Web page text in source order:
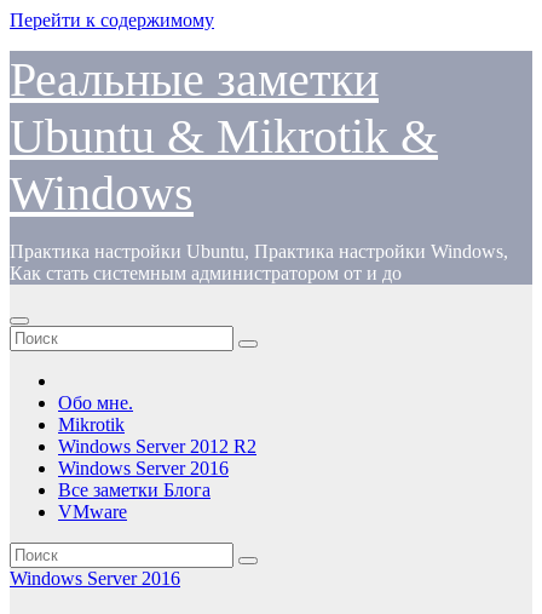
Перейти к содержимому
Реальные заметки
Ubuntu & Mikrotik &
Windows
Практика настройки Ubuntu, Практика настройки Windows,
Как стать системным администратором от и до
Обо мне.
Mikrotik
Windows Server 2012 R2
Windows Server 2016
Все заметки Блога
VMware
Windows Server 2016